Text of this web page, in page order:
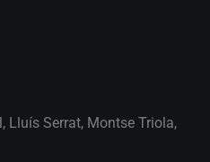
, Lluís Serrat, Montse Triola,